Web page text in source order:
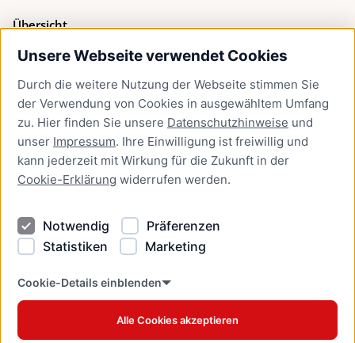
Unsere Webseite verwendet Cookies
Durch die weitere Nutzung der Webseite stimmen Sie
der Verwendung von Cookies in ausgewähltem Umfang
zu. Hier finden Sie unsere Datenschutzhinweise und
unser Impressum. Ihre Einwilligung ist freiwillig und
kann jederzeit mit Wirkung für die Zukunft in der
Cookie-Erklärung widerrufen werden.
Notwendig
Präferenzen
Statistiken
Marketing
Cookie-Details einblenden
Alle Cookies akzeptieren
Übersicht
Bürgerservice
Presse
Newsletter Lübeck:kompakt
Kontakt
Kontakt
Datenschutzhinweise
Barrierefreiheit
Cookie Erklärung